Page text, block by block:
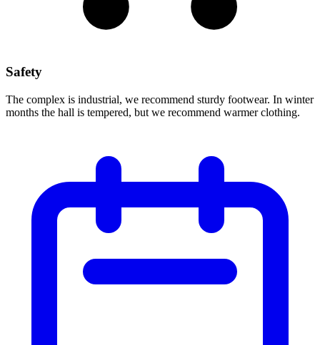
Safety
The complex is industrial, we recommend sturdy footwear. In winter
months the hall is tempered, but we recommend warmer clothing.